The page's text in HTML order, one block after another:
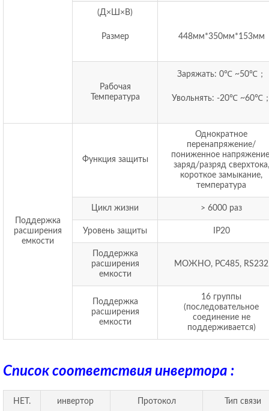
(Д×Ш×В)
Размер 448мм*350мм*153мм
Рабочая
Температура
Заряжать: 0℃ ~50℃；
Увольнять: -20℃ ~60℃
Поддержка
расширения
емкости
Функция защиты
Однократное
перенапряжение/
пониженное
заряд/разряд сверхтока,
короткое замыкание,
температура
Цикл жизни > 6000 раз
Уровень защиты IP20
Поддержка
расширения
емкости
МОЖНО, РС485, RS232
Поддержка
расширения
емкости
16 группы
(последовательное
соединение не
поддерживается)
Список соответствия инвертора :
НЕТ. инвертор Протокол Тип связи